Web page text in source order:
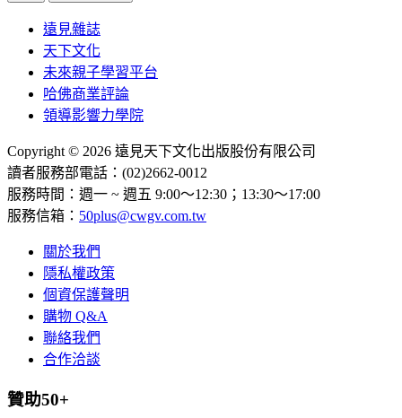
遠見雜誌
天下文化
未來親子學習平台
哈佛商業評論
領導影響力學院
Copyright © 2026 遠見天下文化出版股份有限公司
讀者服務部電話：(02)2662-0012
服務時間：週一 ~ 週五 9:00～12:30；13:30～17:00
服務信箱： 50plus@cwgv.com.tw
關於我們
隱私權政策
個資保護聲明
購物 Q&A
聯絡我們
合作洽談
贊助50+